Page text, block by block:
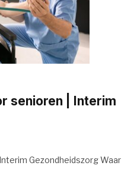
senioren | Interim
Gezondheidszorg Waar